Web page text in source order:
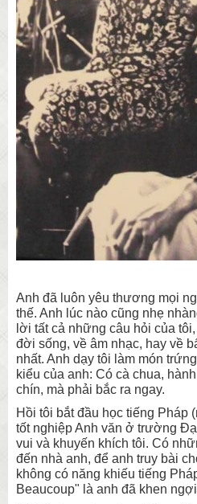
Anh đã luôn yêu thương mọi
thế. Anh lúc nào cũng nhẹ
lời tất cả những câu hỏi của
đời sống, về âm nhạc, hay về
nhất. Anh dạy tôi làm món
kiểu của anh: Có cà chua,
chín, mà phải bắc ra ngay.
Hồi tôi bắt đầu học tiếng Pháp
tốt nghiệp Anh văn ở trường
vui và khuyến khích tôi. Có
đến nhà anh, để anh truy bài
không có năng khiếu tiếng
Beaucoup" là anh đã khen